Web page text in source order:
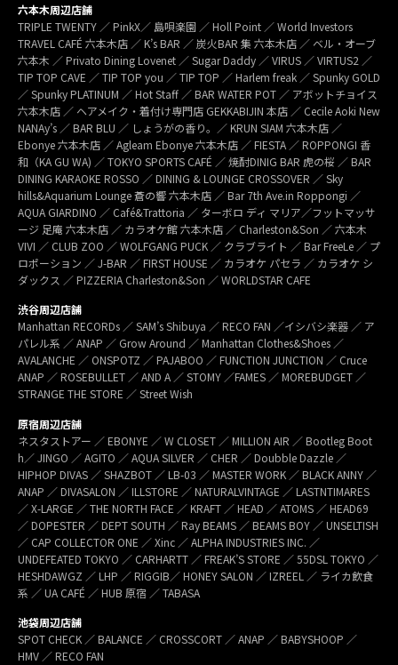
六本木周辺店舗
TRIPLE TWENTY ／ PinkX／ 島唄楽園 ／ Holl Point ／ World Investors
TRAVEL CAFÉ 六本木店 ／ K’s BAR ／ 炭火BAR 集 六本木店 ／ ベル・オーブ
六本木 ／ Privato Dining Lovenet ／ Sugar Daddy ／ VIRUS ／ VIRTUS2 ／
TIP TOP CAVE ／ TIP TOP you ／ TIP TOP ／ Harlem freak ／ Spunky GOLD
／ Spunky PLATINUM ／ Hot Staff ／ BAR WATER POT ／ アボットチョイス
六本木店 ／ ヘアメイク・着付け専門店 GEKKABIJIN 本店 ／ Cecile Aoki New
NANAy’s ／ BAR BLU ／ しょうがの香り。／ KRUN SIAM 六本木店 ／
Ebonye 六本木店 ／ Agleam Ebonye 六本木店 ／ FIESTA ／ ROPPONGI 香
和（KA GU WA) ／ TOKYO SPORTS CAFÉ ／ 焼酎DINIG BAR 虎の桜 ／ BAR
DINING KARAOKE ROSSO ／ DINING & LOUNGE CROSSOVER ／ Sky
hills&Aquarium Lounge 蒼の響 六本木店 ／ Bar 7th Ave.in Roppongi ／
AQUA GIARDINO ／ Café&Trattoria ／ ターボロ ディ マリア／フットマッサ
ージ 足庵 六本木店 ／ カラオケ館 六本木店 ／ Charleston&Son ／ 六本木
VIVI ／ CLUB ZOO ／ WOLFGANG PUCK ／ クラブライト ／ Bar FreeLe ／ プ
ロポーション ／ J-BAR ／ FIRST HOUSE ／ カラオケ パセラ ／ カラオケ シ
ダックス ／ PIZZERIA Charleston&Son ／ WORLDSTAR CAFE
渋谷周辺店舗
Manhattan RECORDs ／ SAM’s Shibuya ／ RECO FAN ／イシバシ楽器 ／ ア
パレル系 ／ ANAP ／ Grow Around ／ Manhattan Clothes&Shoes ／
AVALANCHE ／ ONSPOTZ ／ PAJABOO ／ FUNCTION JUNCTION ／ Cruce
ANAP ／ ROSEBULLET ／ AND A ／ STOMY ／FAMES ／ MOREBUDGET ／
STRANGE THE STORE ／ Street Wish
原宿周辺店舗
ネスタストアー ／ EBONYE ／ W CLOSET ／ MILLION AIR ／ Bootleg Boot
h／ JINGO ／ AGITO ／ AQUA SILVER ／ CHER ／ Doubble Dazzle ／
HIPHOP DIVAS ／ SHAZBOT ／ LB-03 ／ MASTER WORK ／ BLACK ANNY ／
ANAP ／ DIVASALON ／ ILLSTORE ／ NATURALVINTAGE ／ LASTNTIMARES
／ X-LARGE ／ THE NORTH FACE ／ KRAFT ／ HEAD ／ ATOMS ／ HEAD69
／ DOPESTER ／ DEPT SOUTH ／ Ray BEAMS ／ BEAMS BOY ／ UNSELTISH
／ CAP COLLECTOR ONE ／ Xinc ／ ALPHA INDUSTRIES INC. ／
UNDEFEATED TOKYO ／ CARHARTT ／ FREAK’S STORE ／ 55DSL TOKYO ／
HESHDAWGZ ／ LHP ／ RIGGIB／ HONEY SALON ／ IZREEL ／ ライカ飲食
系 ／ UA CAFÉ ／ HUB 原宿 ／ TABASA
池袋周辺店舗
SPOT CHECK ／ BALANCE ／ CROSSCORT ／ ANAP ／ BABYSHOOP ／
HMV ／ RECO FAN